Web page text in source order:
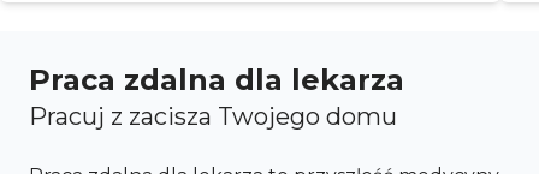
Praca zdalna dla lekarza
Pracuj z zacisza Twojego domu